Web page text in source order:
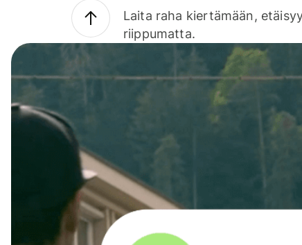
Laita raha kiertämään,
riippumatta.